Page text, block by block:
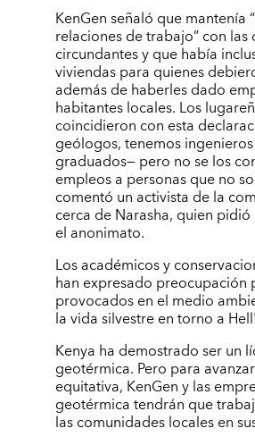
KenGen señaló que mantenía
relaciones de trabajo” con
circundantes y que había
viviendas para quienes
además de haberles dado
habitantes locales. Los
coincidieron con esta
geólogos, tenemos
graduados— pero no se los
empleos a personas que no
comentó un activista de la
cerca de Narasha, quien
el anonimato.
Los académicos y
han expresado preocupación
provocados en el medio
la vida silvestre en torno a
Kenya ha demostrado ser un
geotérmica. Pero para
equitativa, KenGen y las
geotérmica tendrán que
las comunidades locales en